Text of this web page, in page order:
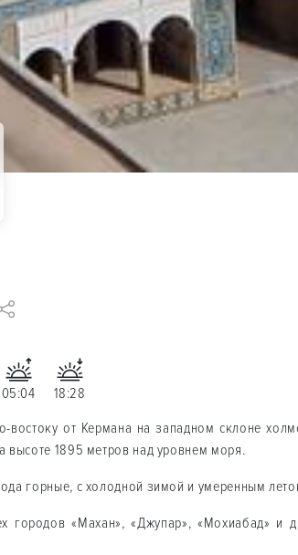
05:04
18:28
от Кермана на западном склоне
высоте 1895 метров над уровнем моря.
горные, с холодной зимой и умеренным
городов «Махан», «Джупар», «Мохиабад» и